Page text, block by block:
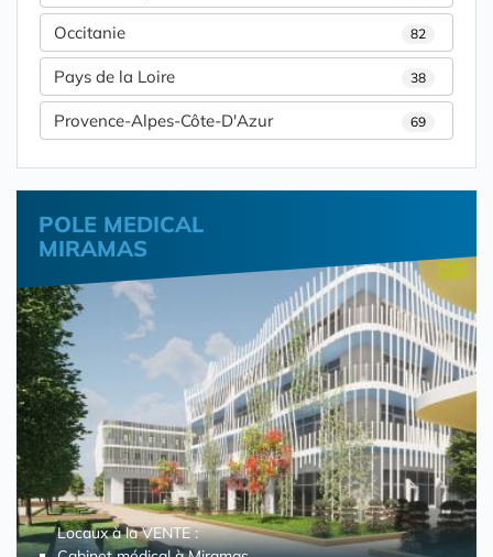
Occitanie 82
Pays de la Loire 38
Provence-Alpes-Côte-D'Azur 69
POLE MEDICAL
MIRAMAS
Locaux à la VENTE :